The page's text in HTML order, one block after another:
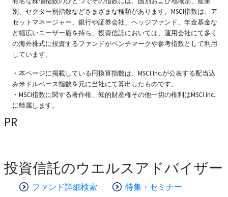
別、セクター別指数などさまざまな種類があります。MSCI指数は、ア
セットマネージャー、銀行や証券会社、ヘッジファンド、年金基金な
ど幅広いユーザー層を持ち、投資信託においては、運用会社にて多く
の海外株式に投資するファンドがベンチマークや参考指数として利用
しています。
・本ページに掲載している円換算指数は、MSCI Inc.が公表する配当込
み米ドルベース指数を元に当社にて算出したものです。
・MSCI指数に関する著作権、知的財産権その他一切の権利はMSCI Inc.
に帰属します。
PR
投資信託のウエルスアドバイザー
ファンド詳細検索
特集・セミナー